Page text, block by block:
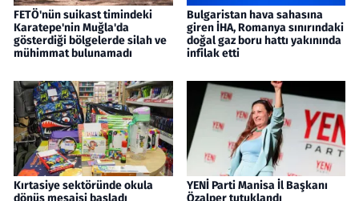
FETÖ'nün suikast timindeki
Karatepe'nin Muğla'da
gösterdiği bölgelerde silah ve
mühimmat bulunamadı
Bulgaristan hava sahasına
giren İHA, Romanya sınırındaki
doğal gaz boru hattı yakınında
infilak etti
Kırtasiye sektöründe okula
YENİ Parti Manisa İl Başkanı